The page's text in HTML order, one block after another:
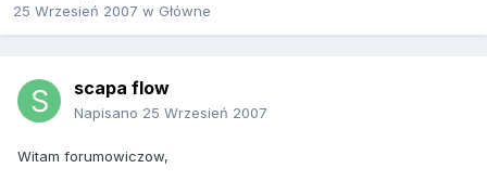
25 Wrzesień 2007 w Główne
scapa flow
Napisano 25 Wrzesień 2007
Witam forumowiczow,